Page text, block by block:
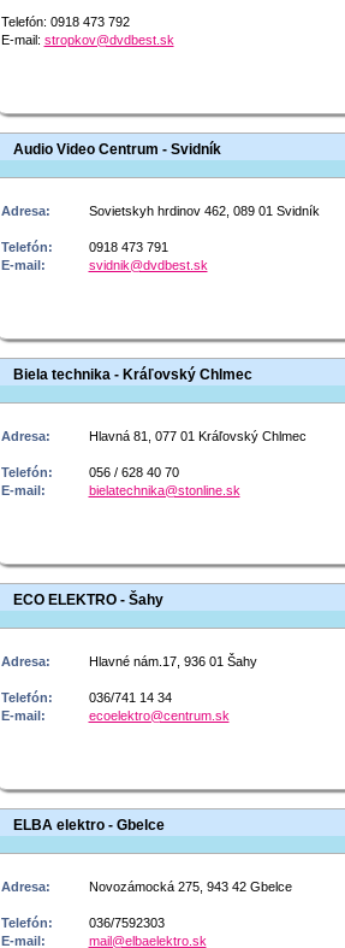
Telefón: ​0918 473 792
E-mail: stropkov@dvdbest.sk
Audio Video Centrum - Svidník
Adresa: Sovietskyh hrdinov 462, 089 01 Svidník
Telefón: 0918 473 791
E-mail:
svidnik@dvdbest.sk
Biela technika - Kráľovský Chlmec
Adresa: Hlavná 81, 077 01 Kráľovský Chlmec
Telefón: 056 / 628 40 70
E-mail:
bielatechnika@stonline.sk
ECO ELEKTRO - Šahy
Adresa: Hlavné nám.17, 936 01 Šahy
Telefón: 036/741 14 34
E-mail:
ecoelektro@centrum.sk
ELBA elektro - Gbelce
Adresa: Novozámocká 275, 943 42 Gbelce
Telefón: 036/7592303
E-mail:
mail@elbaelektro.sk